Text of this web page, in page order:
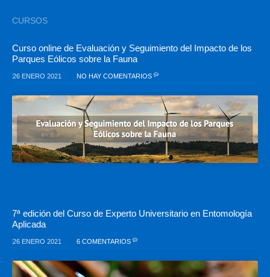
CURSOS
Curso online de Evaluación y Seguimiento del Impacto de los
Parques Eólicos sobre la Fauna
26 ENERO 2021 NO HAY COMENTARIOS
7ª edición del Curso de Experto Universitario en Entomología
Aplicada
26 ENERO 2021 6 COMENTARIOS